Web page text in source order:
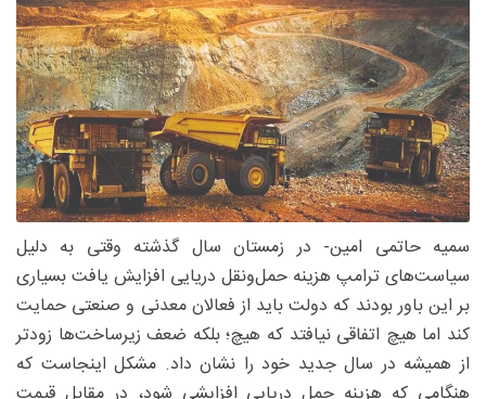
سمیه حاتمی امین- در زمستان سال گذشته وقتی به دلیل
سیاست‌های ترامپ هزینه حمل‌ونقل دریایی افزایش یافت بسیاری
بر این باور بودند که دولت باید از فعالان معدنی و صنعتی حمایت
کند اما هیچ اتفاقی نیافتد که هیچ؛ بلکه ضعف زیرساخت‌ها زودتر
از همیشه در سال جدید خود را نشان داد. مشکل اینجاست که